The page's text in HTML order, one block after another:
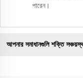
পারেন।
আপনার সমাধানগুলি শক্তি